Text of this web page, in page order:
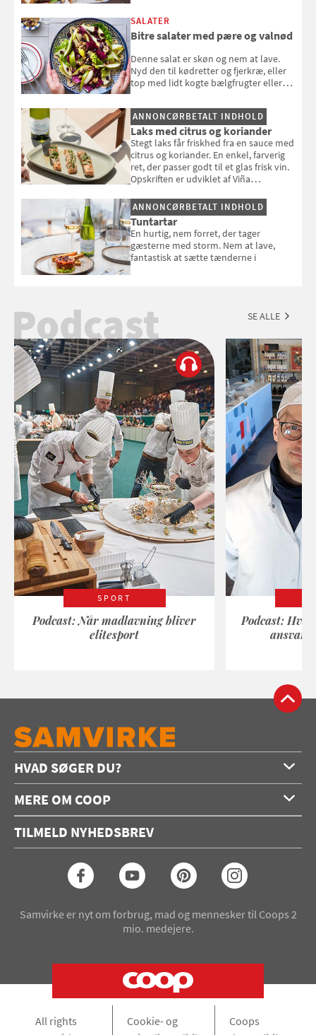
SALATER
Bitre salater med pære og valnød
Denne salat er skøn og nem at lave.
Nyd den til kødretter og fjerkræ, eller
top med lidt kogte bælgfrugter eller
selvstændigt måltid. Opskriften er fra
Louisa Lorangs kogebog "Salat".
ANNONCØRBETALT INDHOLD
Laks med citrus og koriander
Stegt laks får friskhed fra en sauce med
citrus og koriander. En enkel, farverig
ret, der passer godt til et glas frisk vin.
Opskriften er udviklet af Viña
ANNONCØRBETALT INDHOLD
Tuntartar
En hurtig, nem forret, der tager
gæsterne med storm. Nem at lave,
fantastisk at sætte tænderne i
Podcast SE ALLE
SPORT
Podcast: Når madlavning bliver
elitesport
Podcast:
HVAD SØGER DU?
Opskrifter
Konkurrencer
Seneste Samvirke-magasin
MERE OM COOP
Annoncering
Coop medlem
TILMELD NYHEDSBREV
Samvirke er nyt om forbrug, mad og mennesker til Coops 2
mio. medejere.
All rights
Cookie- og
Coops